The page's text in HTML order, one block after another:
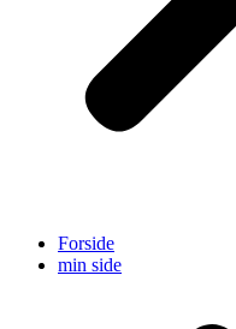
Forside
min side